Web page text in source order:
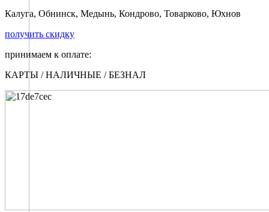
Калуга, Обнинск, Медынь, Кондрово, Товарково, Юхнов
получить скидку
принимаем к оплате:
КАРТЫ / НАЛИЧНЫЕ / БЕЗНАЛ